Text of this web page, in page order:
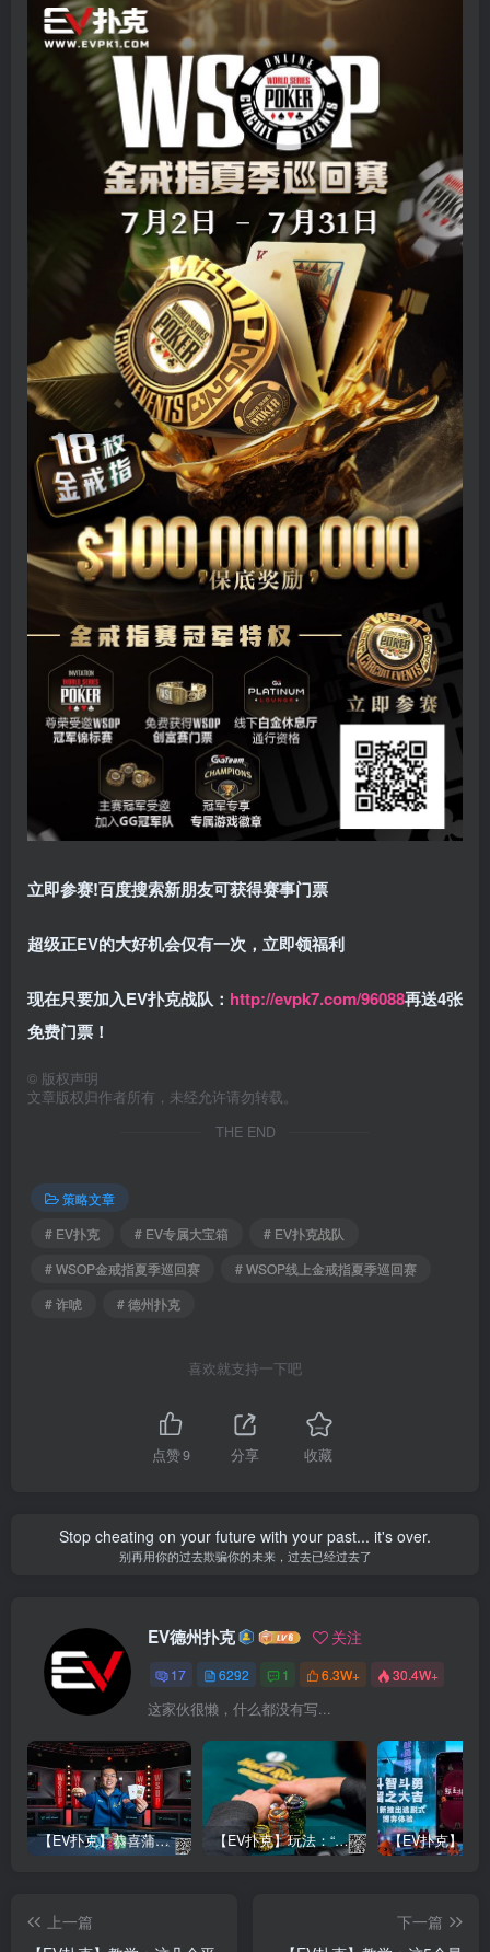
立即参赛!百度搜索新朋友可获得赛事门票
超级正EV的大好机会仅有一次，立即领福利
现在只要加入EV扑克战队： http://evpk7.com/96088再送4张
免费门票！
© 版权声明
文章版权归作者所有，未经允许请勿转载。
THE END
策略文章
# EV扑克
# EV专属大宝箱
# EV扑克战队
# WSOP金戒指夏季巡回赛
# WSOP线上金戒指夏季巡回赛
# 诈唬
# 德州扑克
喜欢就支持一下吧
点赞9 分享 收藏
Stop cheating on your future with your past... it's over.
别再用你的过去欺骗你的未来，过去已经过去了
EV德州扑克 关注
17 6292 1 6.3W+ 30.4W+
这家伙很懒，什么都没有写...
【EV扑克】恭喜蒲蔚然赛事#65夺冠，收获国人2023WSOP第六条金手链，奖金93万刀！ 【EV扑克】玩法：“松弱鱼/松凶鱼打法”的基本攻略
上一篇
下一篇